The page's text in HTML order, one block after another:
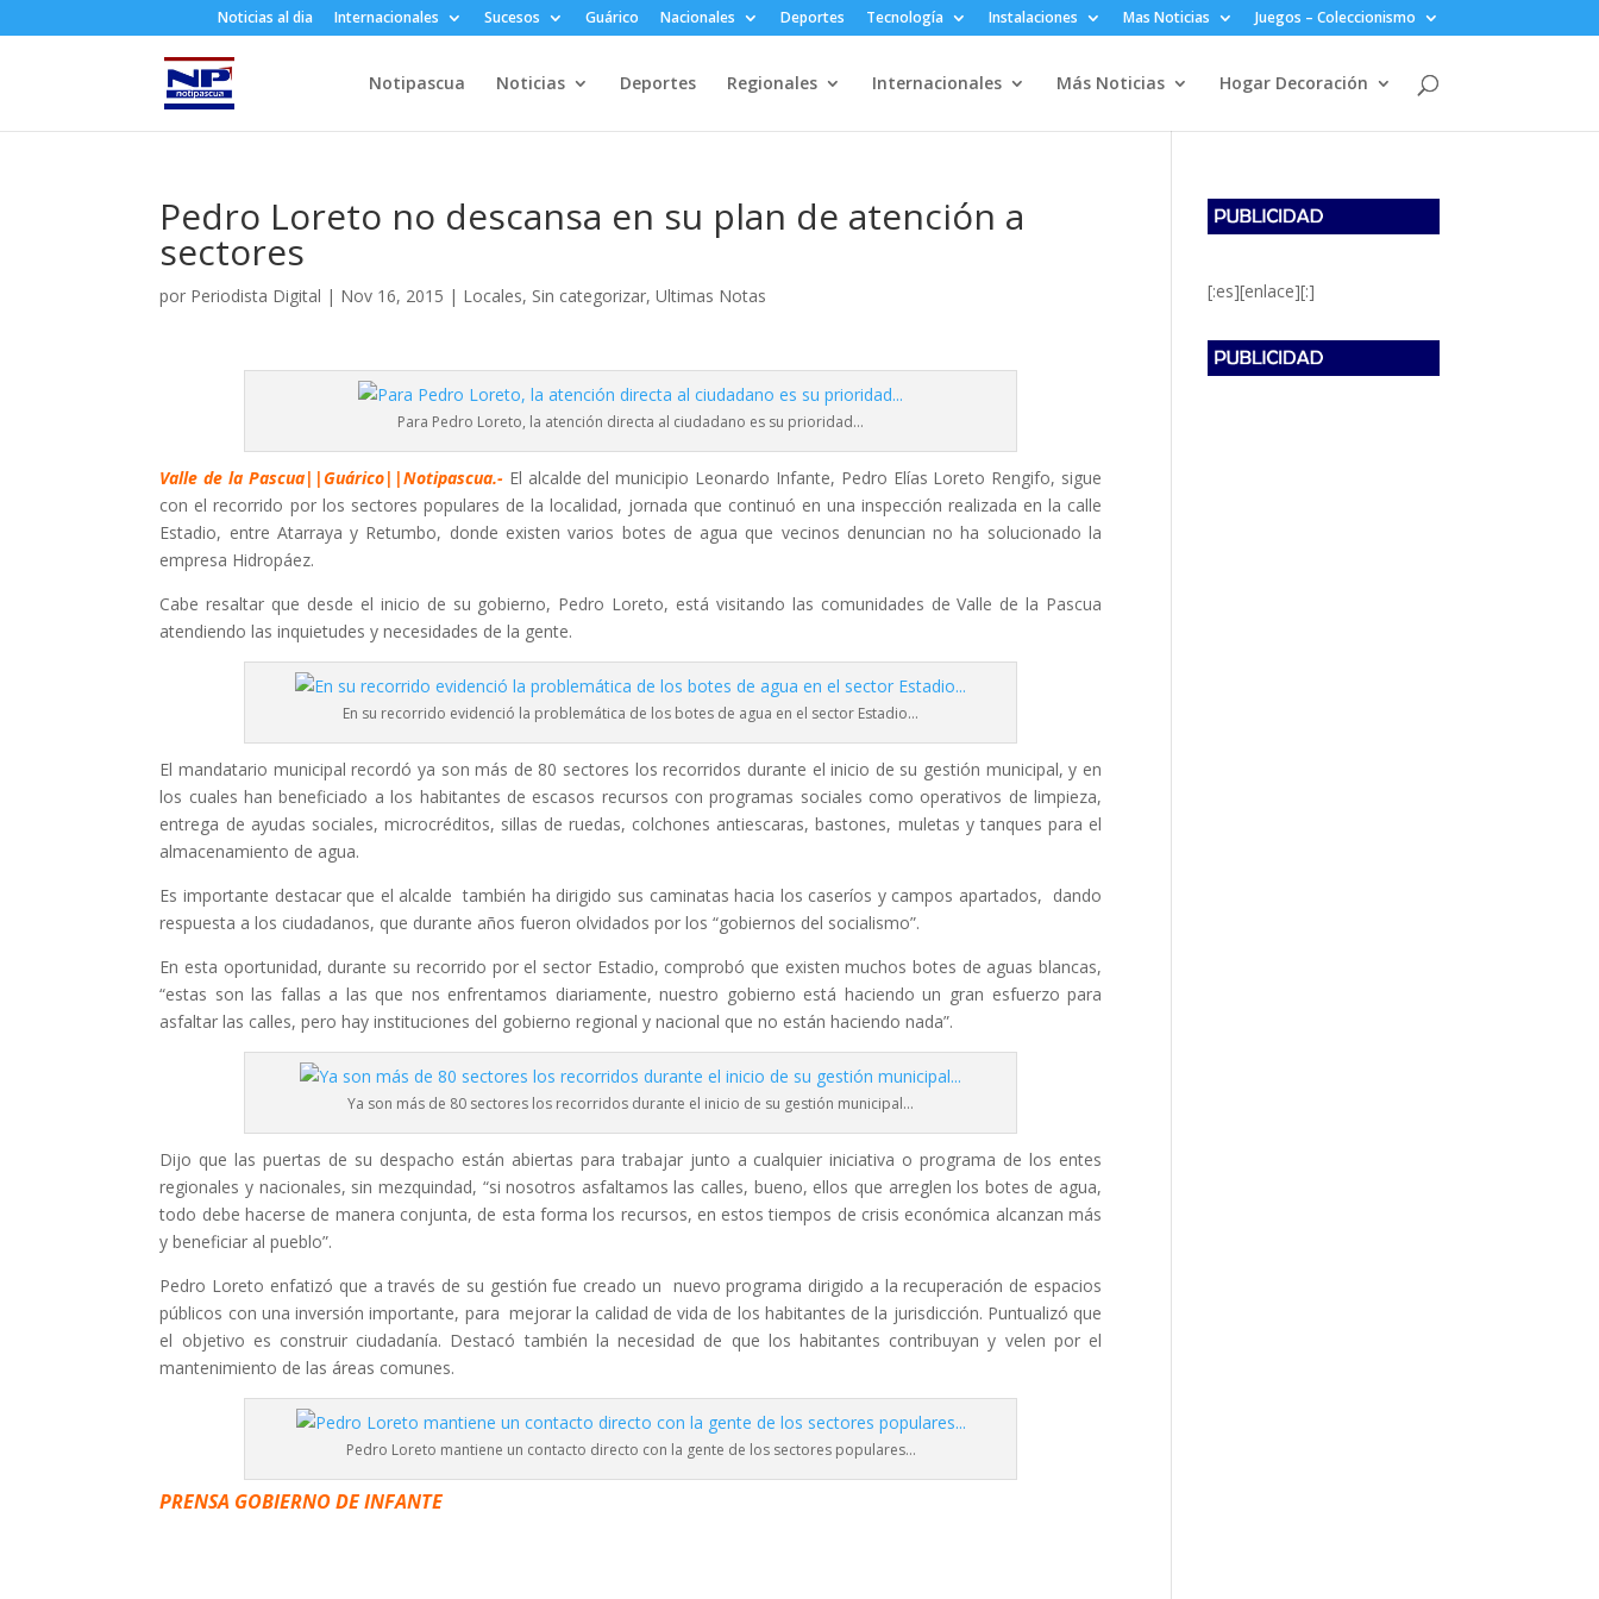
Noticias al dia Internacionales Sucesos Guárico Nacionales Deportes Tecnología Instalaciones Mas Noticias Juegos – Coleccionismo
Notipascua Noticias Deportes Regionales Internacionales Más Noticias Hogar Decoración
Pedro Loreto no descansa en su plan de atención a
sectores
por Periodista Digital | Nov 16, 2015 | Locales, Sin categorizar,Ultimas Notas
Para Pedro Loreto, la atención directa al ciudadano es su prioridad…
Valle de la Pascua||Guárico||Notipascua.-El alcalde del municipio Leonardo Infante, Pedro Elías Loreto Rengifo, sigue
con el recorrido por los sectores populares de la localidad, jornada que continuó en una inspección realizada en la calle
Estadio, entre Atarraya y Retumbo, donde existen varios botes de agua que vecinos denuncian no ha solucionado la
empresa Hidropáez.
Cabe resaltar que desde el inicio de su gobierno, Pedro Loreto, está visitando las comunidades de Valle de la Pascua
atendiendo las inquietudes y necesidades de la gente.
En su recorrido evidenció la problemática de los botes de agua en el sector Estadio…
El mandatario municipal recordó ya son más de 80 sectores los recorridos durante el inicio de su gestión municipal, y en
los cuales han beneficiado a los habitantes de escasos recursos con programas sociales como operativos de limpieza,
entrega de ayudas sociales, microcréditos, sillas de ruedas, colchones antiescaras, bastones, muletas y tanques para el
almacenamiento de agua.
Es importante destacar que el alcalde también ha dirigido sus caminatas hacia los caseríos y campos apartados, dando
respuesta a los ciudadanos, que durante años fueron olvidados por los “gobiernos del socialismo”.
En esta oportunidad, durante su recorrido por el sector Estadio, comprobó que existen muchos botes de aguas blancas,
“estas son las fallas a las que nos enfrentamos diariamente, nuestro gobierno está haciendo un gran esfuerzo para
asfaltar las calles, pero hay instituciones del gobierno regional y nacional que no están haciendo nada”.
Ya son más de 80 sectores los recorridos durante el inicio de su gestión municipal…
Dijo que las puertas de su despacho están abiertas para trabajar junto a cualquier iniciativa o programa de los entes
regionales y nacionales, sin mezquindad, “si nosotros asfaltamos las calles, bueno, ellos que arreglen los botes de agua,
todo debe hacerse de manera conjunta, de esta forma los recursos, en estos tiempos de crisis económica alcanzan más
y beneficiar al pueblo”.
Pedro Loreto enfatizó que a través de su gestión fue creado un nuevo programa dirigido a la recuperación de espacios
públicos con una inversión importante, para mejorar la calidad de vida de los habitantes de la jurisdicción. Puntualizó que
el objetivo es construir ciudadanía. Destacó también la necesidad de que los habitantes contribuyan y velen por el
mantenimiento de las áreas comunes.
Pedro Loreto mantiene un contacto directo con la gente de los sectores populares…
PRENSA GOBIERNO DE INFANTE
[:es][enlace][:]